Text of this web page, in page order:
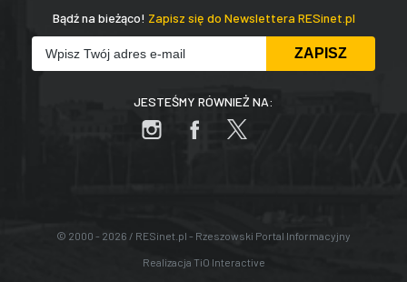
Bądź na bieżąco! Zapisz się do Newslettera RESinet.pl
JESTEŚMY RÓWNIEŻ NA:
© 2000 - 2026 / RESinet.pl - Rzeszowski Portal Informacyjny
Realizacja TiO Interactive